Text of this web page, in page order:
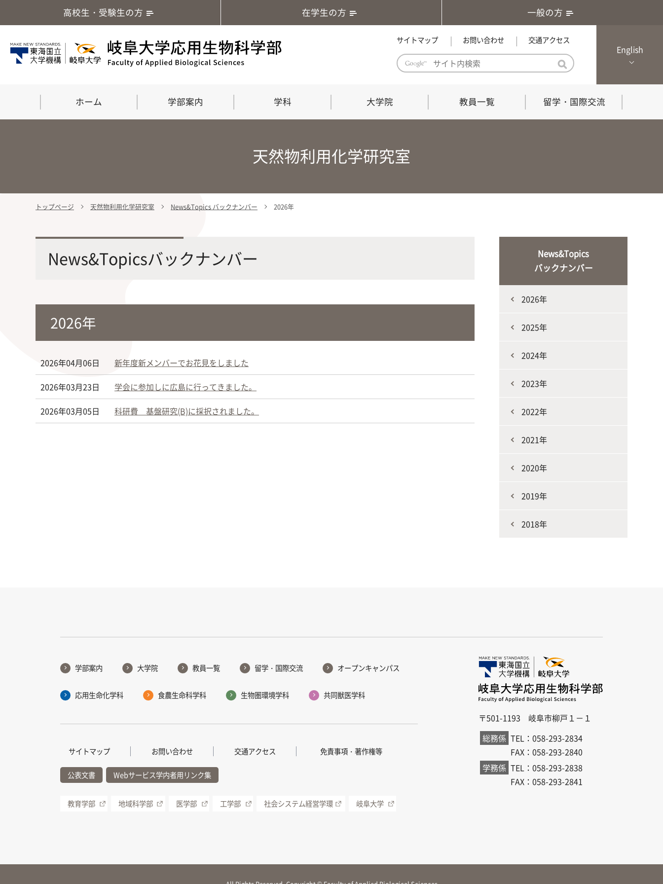
高校生・受験生の方 在学生の方 一般の方
サイトマップ お問い合わせ 交通アクセス
English
ホーム 学部案内
学部案内
学部・大学院の教育ビジョン、
沿革及び入試情報について
教育理念・教育目標
「専門的能力の要素」「達成すべき
水準」「評価方法」
学科の教育における３つの方針と専
附属施設・教育研究関連施設
学科
応用生命化学科
最先端の化学とバイオテクノロジー
を創造
食農生命科学科
人と動物との共生を目指し、動物の
動物科学プログラム
旧課程・コースはこちら 生産環境科学課程
大学院
大学院
修士課程・博士課程
連合獣医学研究科（博士課程）
教員一覧 留学・国際交流
留学・国際交流
天然物利用化学研究室
トップページ 天然物利用化学研究室 News&Topics バックナンバー 2026年
News&Topicsバックナンバー
2026年
2026年04月06日 新年度新メンバーでお花見をしました
2026年03月23日 学会に参加しに広島に行ってきました。
2026年03月05日 科研費 基盤研究(B)に採択されました。
News&Topics
バックナンバー
2026年
2025年
2024年
2023年
2022年
2021年
2020年
2019年
2018年
学部案内 大学院 教員一覧 留学・国際交流 オープンキャンパス
応用生命化学科 食農生命科学科 生物圏環境学科 共同獣医学科
サイトマップ お問い合わせ 交通アクセス 免責事項・著作権等
公表文書 Webサービス学内者用リンク集
教育学部 地域科学部 医学部 工学部 社会システム経営学環 岐阜大学
〒501-1193 岐阜市柳戸１－１
総務係 TEL：058-293-2834
FAX：058-293-2840
学務係 TEL：058-293-2838
FAX：058-293-2841